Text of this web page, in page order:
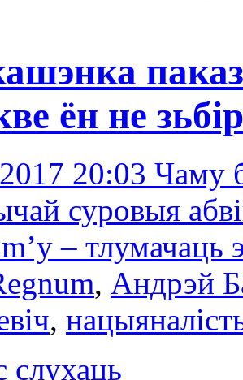
ён не
20:03 Чаму
суровыя
– тлумачаць
, Андрэй
,
слухаць